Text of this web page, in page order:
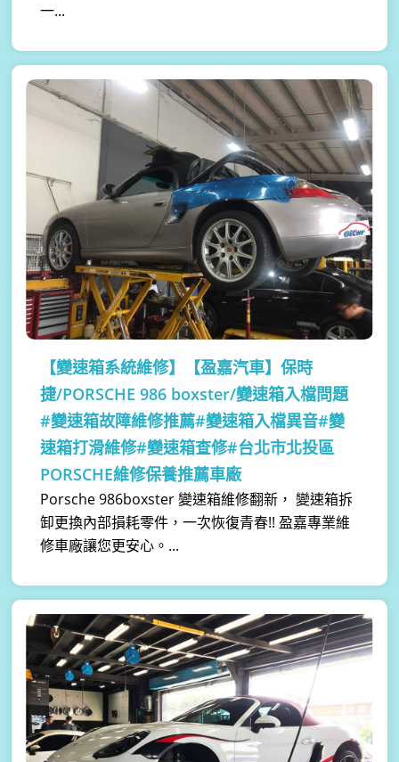
一...
【變速箱系統維修】
【盈嘉汽車】保時
捷/PORSCHE 986 boxster/變速箱入檔問題
#變速箱故障維修推薦#變速箱入檔異音#變
速箱打滑維修#變速箱查修#台北市北投區
PORSCHE維修保養推薦車廠
Porsche 986boxster 變速箱維修翻新， 變速箱拆
卸更換內部損耗零件，一次恢復青春!! 盈嘉專業維
修車廠讓您更安心。...